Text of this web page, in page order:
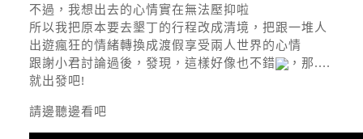
不過，我想出去的心情實在無法壓抑啦
所以我把原本要去墾丁的行程改成清境，把跟一堆人
出遊瘋狂的情緒轉換成渡假享受兩人世界的心情
跟謝小君討論過後，發現，這樣好像也不錯
，那....
就出發吧!
請邊聽邊看吧